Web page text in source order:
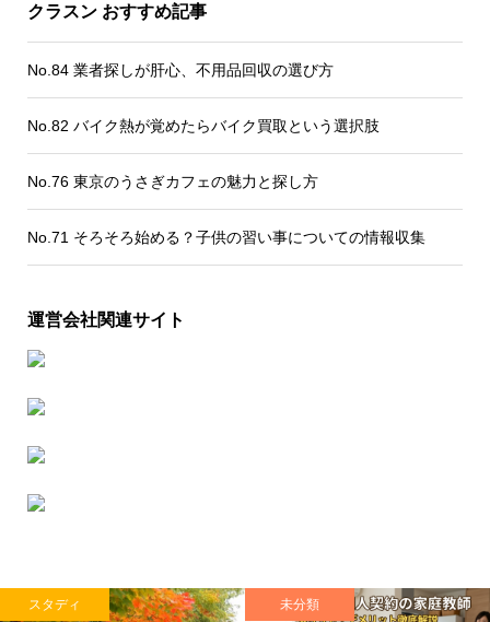
クラスン おすすめ記事
No.84 業者探しが肝心、不用品回収の選び方
No.82 バイク熱が覚めたらバイク買取という選択肢
No.76 東京のうさぎカフェの魅力と探し方
No.71 そろそろ始める？子供の習い事についての情報収集
運営会社関連サイト
スタディ 未分類